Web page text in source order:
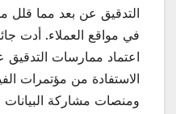
التدقيق عن بعد مما قلل
اعتماد ممارسات التدقيق
الاستفادة من مؤتمرات
ومنصات مشاركة البيانات